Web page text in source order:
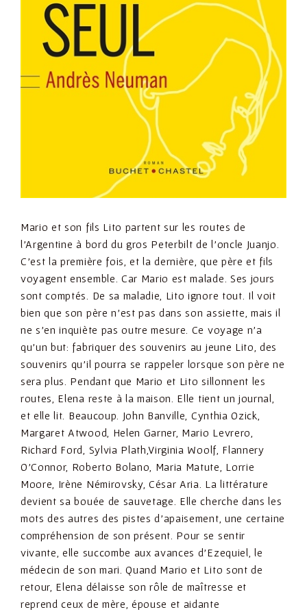
Mario et son fils Lito partent sur les routes de
l’Argentine à bord du gros Peterbilt de l’oncle Juanjo.
C’est la première fois, et la dernière, que père et fils
voyagent ensemble. Car Mario est malade. Ses jours
sont comptés. De sa maladie, Lito ignore tout. Il voit
bien que son père n’est pas dans son assiette, mais il
ne s’en inquiète pas outre mesure. Ce voyage n’a
qu’un but: fabriquer des souvenirs au jeune Lito, des
souvenirs qu’il pourra se rappeler lorsque son père ne
sera plus. Pendant que Mario et Lito sillonnent les
routes, Elena reste à la maison. Elle tient un journal,
et elle lit. Beaucoup. John Banville, Cynthia Ozick,
Margaret Atwood, Helen Garner, Mario Levrero,
Richard Ford, Sylvia Plath,Virginia Woolf, Flannery
O’Connor, Roberto Bolano, Maria Matute, Lorrie
Moore, Irène Némirovsky, César Aria. La littérature
devient sa bouée de sauvetage. Elle cherche dans les
mots des autres des pistes d’apaisement, une certaine
compréhension de son présent. Pour se sentir
vivante, elle succombe aux avances d’Ezequiel, le
médecin de son mari. Quand Mario et Lito sont de
retour, Elena délaisse son rôle de maîtresse et
reprend ceux de mère, épouse et aidante